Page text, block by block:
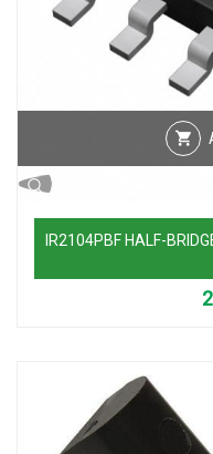
IR2104PBF HALF-